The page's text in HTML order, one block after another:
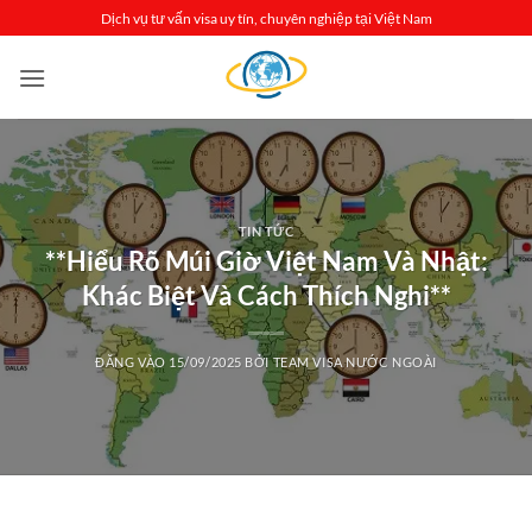
qua
nội
Dịch vụ tư vấn visa uy tín, chuyên nghiệp tại Việt Nam
TIN TỨC
**Hiểu Rõ Múi Giờ Việt Nam Và Nhật:
Khác Biệt Và Cách Thích Nghi**
ĐĂNG VÀO 15/09/2025 BỞITEAM VISA NƯỚC NGOÀI